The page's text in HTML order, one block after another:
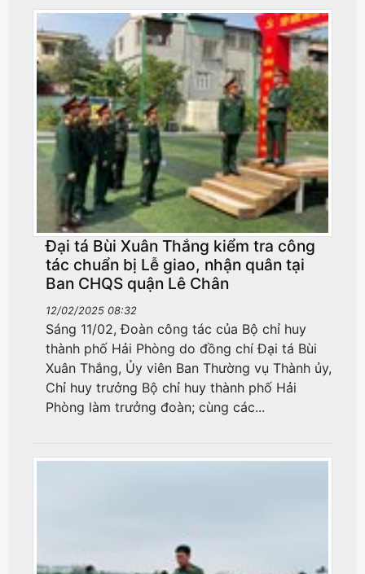
Đại tá Bùi Xuân Thắng kiểm tra công
tác chuẩn bị Lễ giao, nhận quân tại
Ban CHQS quận Lê Chân
12/02/2025 08:32
Sáng 11/02, Đoàn công tác của Bộ chỉ huy
thành phố Hải Phòng do đồng chí Đại tá Bùi
Xuân Thắng, Ủy viên Ban Thường vụ Thành ủy,
Chỉ huy trưởng Bộ chỉ huy thành phố Hải
Phòng làm trưởng đoàn; cùng các...